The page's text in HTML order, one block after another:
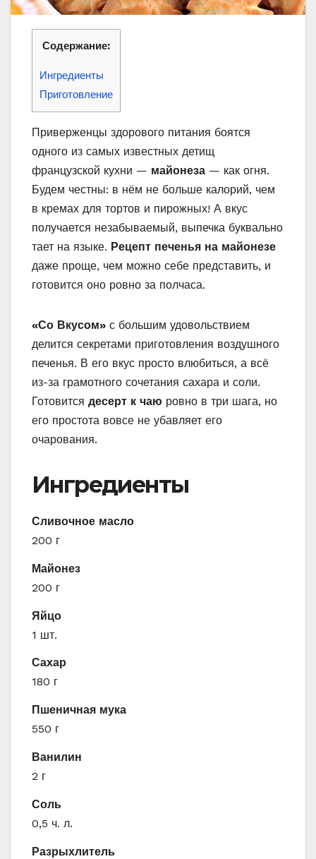
Содержание:
Ингредиенты
Приготовление
Приверженцы здорового питания боятся
одного из самых известных детищ
французской кухни — майонеза — как огня.
Будем честны: в нём не больше калорий, чем
в кремах для тортов и пирожных! А вкус
получается незабываемый, выпечка буквально
тает на языке. Рецепт печенья на майонезе
даже проще, чем можно себе представить, и
готовится оно ровно за полчаса.
«Со Вкусом» с большим удовольствием
делится секретами приготовления воздушного
печенья. В его вкус просто влюбиться, а всё
из-за грамотного сочетания сахара и соли.
Готовится десерт к чаю ровно в три шага, но
его простота вовсе не убавляет его
очарования.
Ингредиенты
Сливочное масло
200 г
Майонез
200 г
Яйцо
1 шт.
Сахар
180 г
Пшеничная мука
550 г
Ванилин
2 г
Соль
0,5 ч. л.
Разрыхлитель